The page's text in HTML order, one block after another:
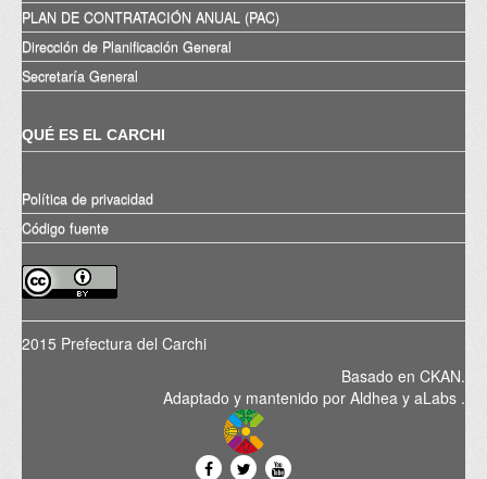
PLAN DE CONTRATACIÓN ANUAL (PAC)
Dirección de Planificación General
Secretaría General
QUÉ ES EL CARCHI
Política de privacidad
Código fuente
2015 Prefectura del Carchi
Basado en CKAN.
Adaptado y mantenido por Aldhea y aLabs .